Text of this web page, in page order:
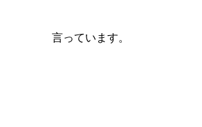
言っています。